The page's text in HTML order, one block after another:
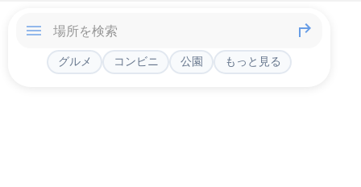
グルメ コンビニ 公園 もっと見る